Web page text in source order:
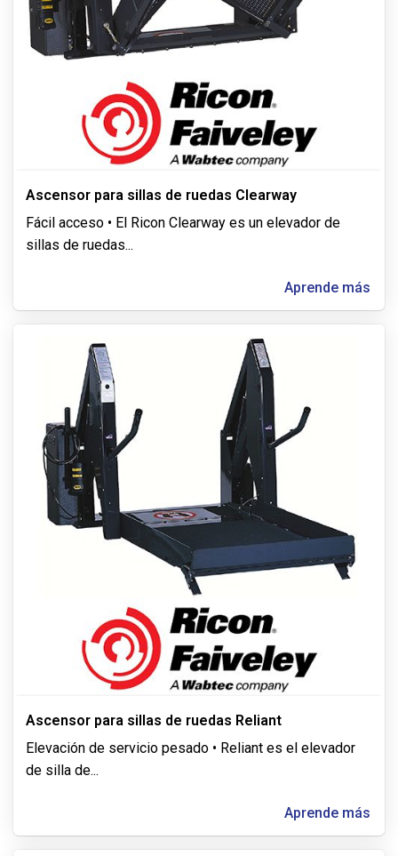
Ascensor para sillas de ruedas Clearway
Fácil acceso • El Ricon Clearway es un elevador de
sillas de ruedas...
Aprende más
Ascensor para sillas de ruedas Reliant
Elevación de servicio pesado • Reliant es el elevador
de silla de...
Aprende más